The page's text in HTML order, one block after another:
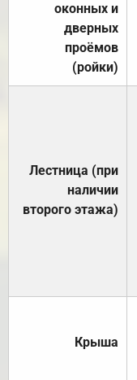
оконных и
дверных
проёмов
(ройки)
Лестница (при
наличии
второго этажа)
Крыша